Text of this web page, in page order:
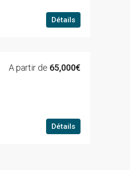
Détails
A partir de 65,000€
Détails